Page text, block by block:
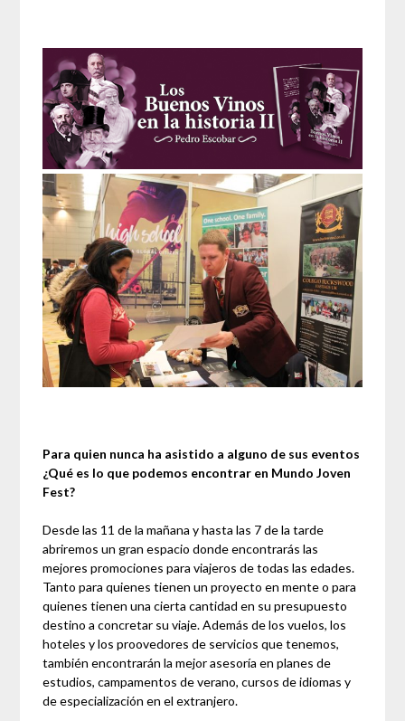
Para quien nunca ha asistido a alguno de sus eventos
¿Qué es lo que podemos encontrar en Mundo Joven
Fest?
Desde las 11 de la mañana y hasta las 7 de la tarde
abriremos un gran espacio donde encontrarás las
mejores promociones para viajeros de todas las edades.
Tanto para quienes tienen un proyecto en mente o para
quienes tienen una cierta cantidad en su presupuesto
destino a concretar su viaje. Además de los vuelos, los
hoteles y los proovedores de servicios que tenemos,
también encontrarán la mejor asesoría en planes de
estudios, campamentos de verano, cursos de idiomas y
de especialización en el extranjero.